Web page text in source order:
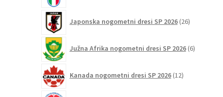
Japonska nogometni dresi SP 2026 26izdelkov
Južna Afrika nogometni dresi SP 2026 6izdelkov
Kanada nogometni dresi SP 2026 12izdelkov